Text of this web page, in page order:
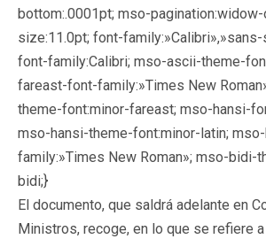
bottom:.0001pt; mso-pagination:widow-
size:11.0pt; font-
font-family:Calibri; mso-ascii-theme-
fareast-font-family:»Times New
theme-font:minor-fareast; mso-hansi-
mso-hansi-theme-font:minor-latin;
family:»Times New Roman»; mso-bidi-
bidi;}
El documento, que saldrá adelante en
Ministros, recoge, en lo que se refiere